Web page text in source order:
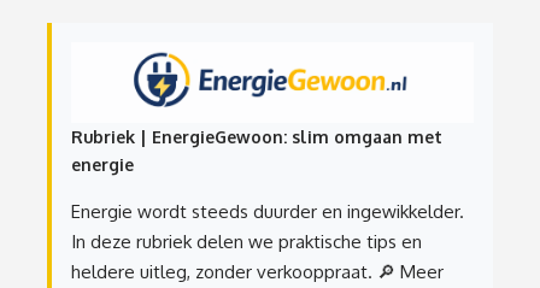
Rubriek | EnergieGewoon: slim omgaan met
energie
Energie wordt steeds duurder en ingewikkelder.
In deze rubriek delen we praktische tips en
heldere uitleg, zonder verkooppraat. 🔎 Meer